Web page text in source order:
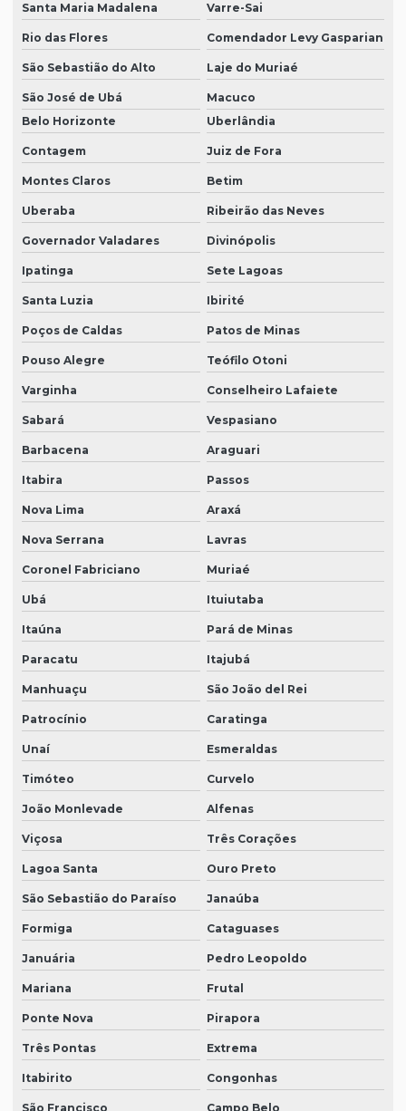
Santa Maria Madalena Varre-Sai
Rio das Flores Comendador Levy Gasparian
São Sebastião do Alto Laje do Muriaé
São José de Ubá
Macuco
Belo Horizonte
Uberlândia
Contagem Juiz de Fora
Montes Claros Betim
Uberaba Ribeirão das Neves
Governador Valadares Divinópolis
Ipatinga Sete Lagoas
Santa Luzia Ibirité
Poços de Caldas Patos de Minas
Pouso Alegre Teófilo Otoni
Varginha Conselheiro Lafaiete
Sabará Vespasiano
Barbacena Araguari
Itabira Passos
Nova Lima Araxá
Nova Serrana Lavras
Coronel Fabriciano Muriaé
Ubá Ituiutaba
Itaúna Pará de Minas
Paracatu Itajubá
Manhuaçu São João del Rei
Patrocínio Caratinga
Unaí Esmeraldas
Timóteo Curvelo
João Monlevade Alfenas
Viçosa Três Corações
Lagoa Santa Ouro Preto
São Sebastião do Paraíso Janaúba
Formiga Cataguases
Januária Pedro Leopoldo
Mariana Frutal
Ponte Nova Pirapora
Três Pontas Extrema
Itabirito Congonhas
São Francisco Campo Belo